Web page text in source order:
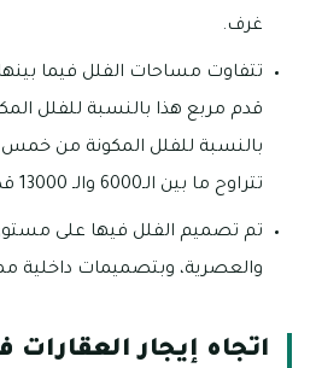
غرف.
قدم مربع هذا بالنسبة للفلل
بالنسبة للفلل المكونة من
تتراوح ما بين الـ6000 والـ 13000 قدم مربع.
تم تصميم الفلل فيها على
والعصرية، وبتصميمات داخلية
اتجاه إيجار العقارات